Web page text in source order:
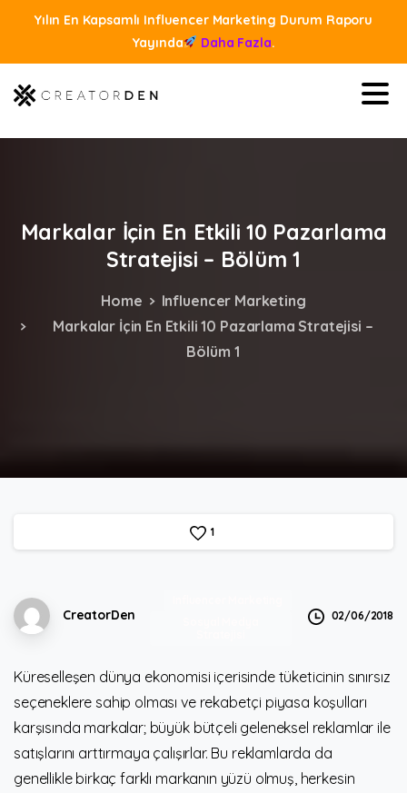
Yılın En Kapsamlı Influencer Marketing Durum Raporu
Yayında
Daha Fazla.
Markalar İçin En Etkili 10 Pazarlama
Stratejisi – Bölüm 1
Home
Influencer Marketing
Markalar İçin En Etkili 10 Pazarlama Stratejisi –
Bölüm 1
1
CreatorDen 02/06/2018
Küreselleşen dünya ekonomisi içerisinde tüketicinin sınırsız
seçeneklere sahip olması ve rekabetçi piyasa koşulları
karşısında markalar; büyük bütçeli geleneksel reklamlar ile
satışlarını arttırmaya çalışırlar. Bu reklamlarda da
genellikle birkaç farklı markanın yüzü olmuş, herkesin